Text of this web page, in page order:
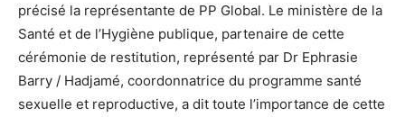
précisé la représentante de PP Global. Le ministère de la
Santé et de l’Hygiène publique, partenaire de cette
cérémonie de restitution, représenté par Dr Ephrasie
Barry / Hadjamé, coordonnatrice du programme santé
sexuelle et reproductive, a dit toute l’importance de cette